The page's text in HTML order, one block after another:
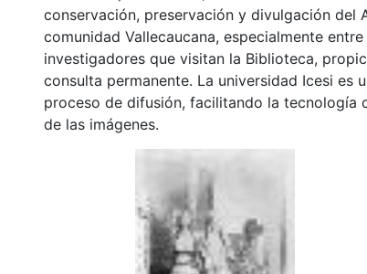
conservación, preservación y divulgación del
comunidad Vallecaucana, especialmente
investigadores que visitan la Biblioteca,
consulta permanente. La universidad Icesi es
proceso de difusión, facilitando la tecnología
de las imágenes.